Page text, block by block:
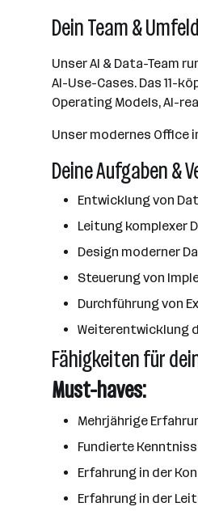
Dein Team & Umfeld
Unser AI & Data-Team
AI-Use-Cases. Das 11-
Operating Models, AI-
Unser modernes Office
Deine Aufgaben &
Entwicklung von
Leitung komplexer
Design moderner
Steuerung von
Durchführung von
Weiterentwicklung
Fähigkeiten für
Must-haves:
Mehrjährige
Fundierte
Erfahrung in der
Erfahrung in der